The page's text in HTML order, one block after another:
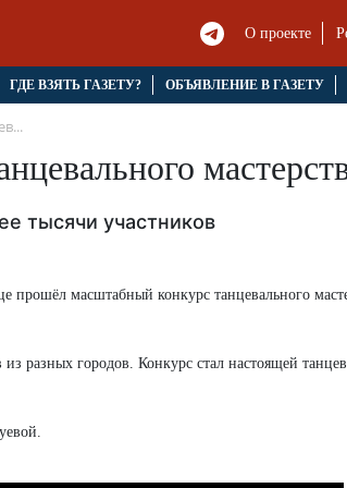
О проекте
ГДЕ ВЗЯТЬ ГАЗЕТУ? ОБЪЯВЛЕНИЕ В ГАЗЕТУ
тысячи участников
прошёл масштабный конкурс танцевального
разных городов. Конкурс стал настоящей